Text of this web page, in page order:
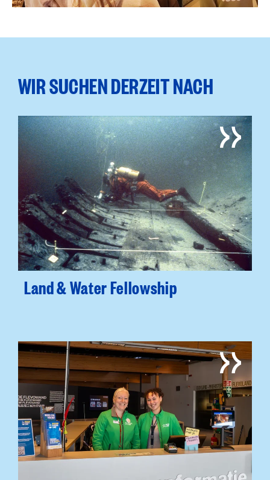
WIR SUCHEN DERZEIT NACH
Land & Water Fellowship